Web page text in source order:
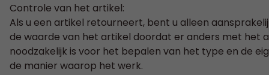
Controle van het artikel:
Als u een artikel retourneert, bent u alleen
de waarde van het artikel doordat er anders met het
noodzakelijk is voor het bepalen van het type en de
de manier waarop het werk.